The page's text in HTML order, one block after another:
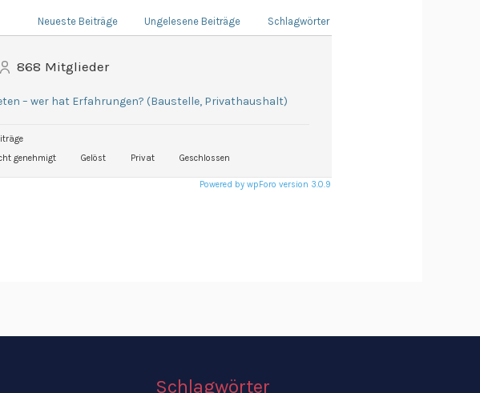
Neueste Beiträge Ungelesene Beiträge Schlagwörter
868 Mitglieder
– wer hat Erfahrungen? (Baustelle, Privathaushalt)
genehmigt Gelöst Privat Geschlossen
Powered by wpForo version 3.0.9
Schlagwörter